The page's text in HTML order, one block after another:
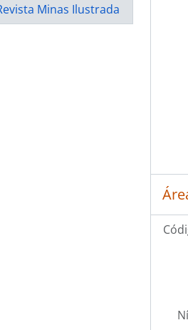
Minas Ilustrada